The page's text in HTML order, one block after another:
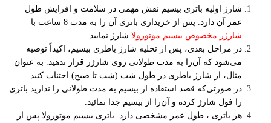
شارژ اولیه باتری بیسیم نقش مهمی در سلامت و افزایش طول
عمر آن دارد. پس از خریداری باتری آن را به مدت 8 ساعت با
شارژر مخصوص بیسیم موتورولا شارژ نمایید.
در مراحل بعدی، پس از تخلیه شارژ باطری بیسیم، اکیداً توصیه
می‌شود که آن‌را به مدت طولانی روی شارژر قرار ندهید. به عنوان
مثال، از شارژ باطری در طول شب (شب تا صبح) اجتناب کنید.
در صورتی‌که قصد استفاده از بیسیم به مدت طولانی را ندارید باتری
را فول شارژ کرده و آن‌را از بیسیم جدا نمائید.
هر باتری ، طول عمر مشخصی دارد. باتری بیسیم موتورولا پس از